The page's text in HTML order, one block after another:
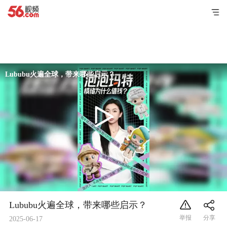
Lububu火遍全球，带来哪些启示？
Lububu火遍全球，带来哪些启示？
2025-06-17